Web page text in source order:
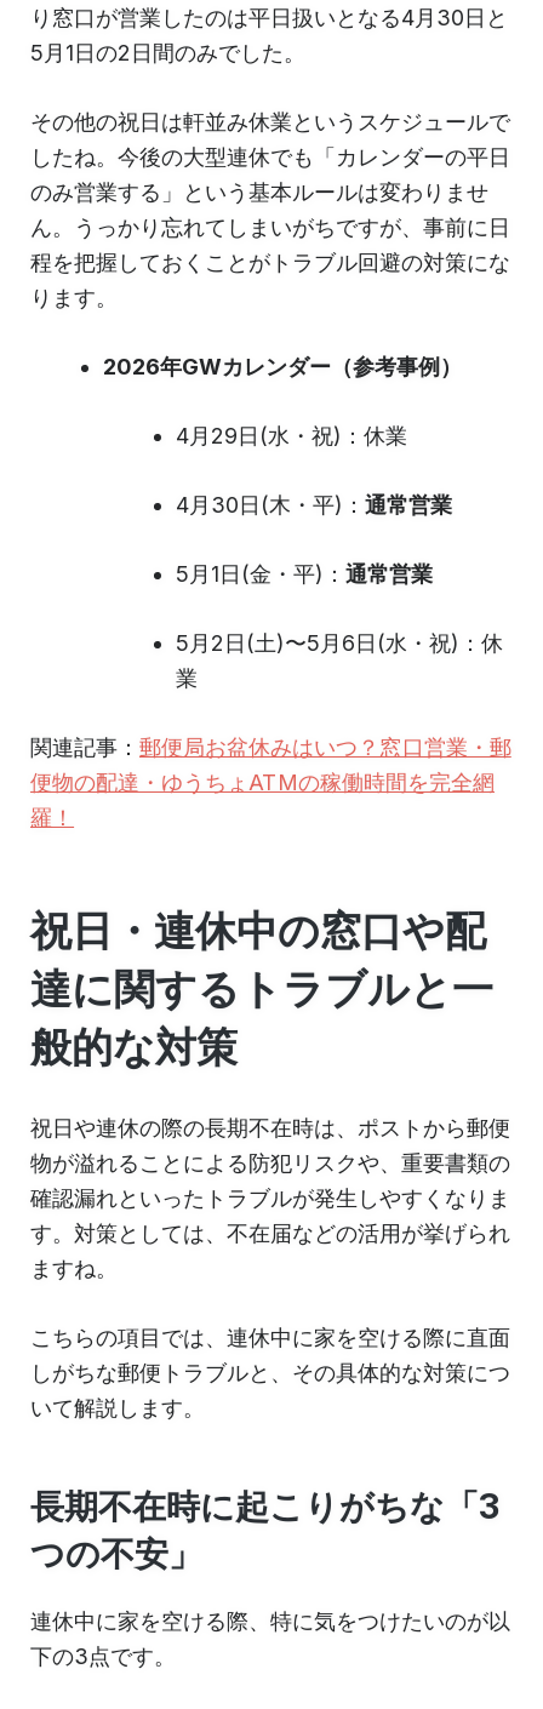
り窓口が営業したのは平日扱いとなる4月30日と
5月1日の2日間のみでした。
その他の祝日は軒並み休業というスケジュールで
したね。今後の大型連休でも「カレンダーの平日
のみ営業する」という基本ルールは変わりませ
ん。うっかり忘れてしまいがちですが、事前に日
程を把握しておくことがトラブル回避の対策にな
ります。
2026年GWカレンダー（参考事例）
4月29日(水・祝)：休業
4月30日(木・平)： 通常営業
5月1日(金・平)： 通常営業
5月2日(土)〜5月6日(水・祝)：休
業
関連記事： 郵便局お盆休みはいつ？窓口営業・郵
便物の配達・ゆうちょATMの稼働時間を完全網
羅！
祝日・連休中の窓口や配
達に関するトラブルと一
般的な対策
祝日や連休の際の長期不在時は、ポストから郵便
物が溢れることによる防犯リスクや、重要書類の
確認漏れといったトラブルが発生しやすくなりま
す。対策としては、不在届などの活用が挙げられ
ますね。
こちらの項目では、連休中に家を空ける際に直面
しがちな郵便トラブルと、その具体的な対策につ
いて解説します。
長期不在時に起こりがちな「3
つの不安」
連休中に家を空ける際、特に気をつけたいのが以
下の3点です。